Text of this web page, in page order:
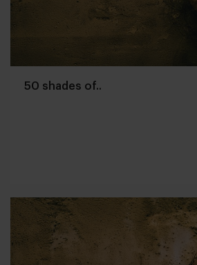
50 shades of..